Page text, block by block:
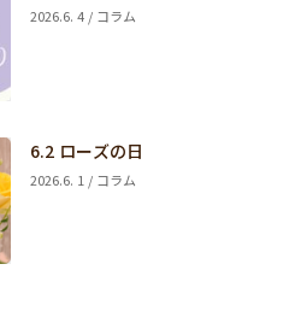
2026.6. 4 / コラム
6.2 ローズの日
2026.6. 1 / コラム